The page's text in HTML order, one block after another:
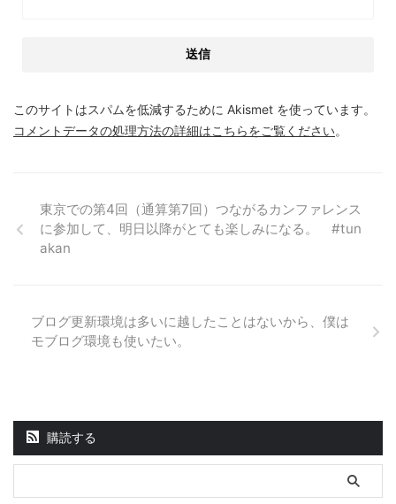
このサイトはスパムを低減するために Akismet を使っています。
コメントデータの処理方法の詳細はこちらをご覧ください。
東京での第4回（通算第7回）つながるカンファレンス
に参加して、明日以降がとても楽しみになる。 #tun
akan
ブログ更新環境は多いに越したことはないから、僕は
モブログ環境も使いたい。
購読する